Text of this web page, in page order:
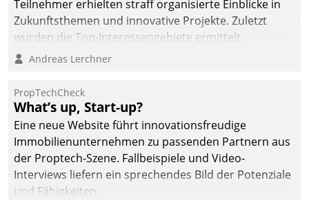
Teilnehmer erhielten straff organisierte Einblicke in
Zukunftsthemen und innovative Projekte. Zuletzt
wurden die Top-Interessengebiete ermittelt.
Andreas Lerchner
PropTechCheck
What’s up, Start-up?
Eine neue Website führt innovationsfreudige
Immobilienunternehmen zu passenden Partnern aus
der Proptech-Szene. Fallbeispiele und Video-
Interviews liefern ein sprechendes Bild der Potenziale
und Fähigkeiten.